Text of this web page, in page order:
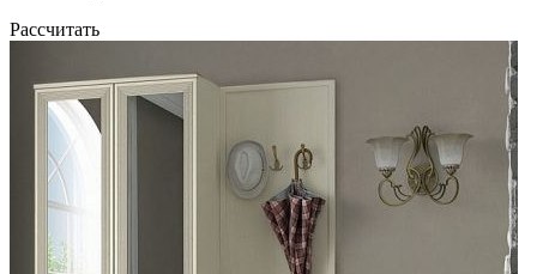
Рассчитать